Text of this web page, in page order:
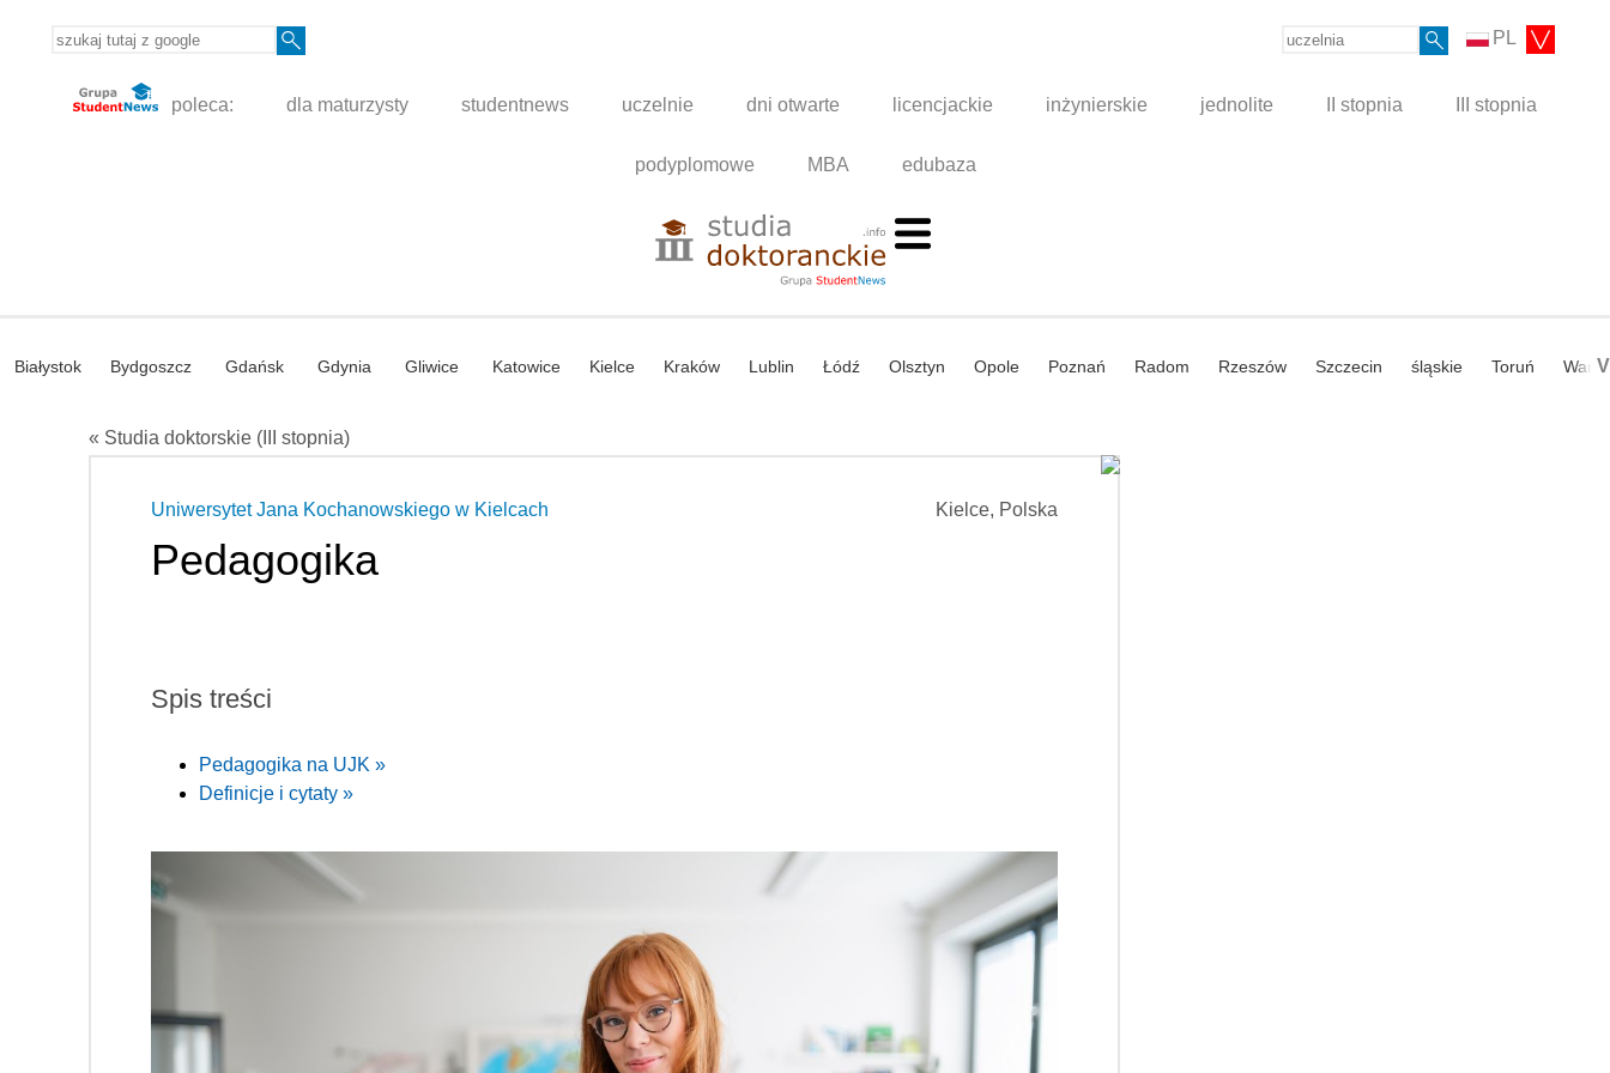
PL
poleca: dla maturzysty studentnews uczelnie dni otwarte licencjackie inżynierskie jednolite II stopnia III stopnia
podyplomowe MBA edubaza
Białystok Bydgoszcz Gdańsk Gdynia Gliwice Katowice Kielce Kraków Lublin Łódź Olsztyn Opole Poznań Radom Rzeszów Szczecin śląskie Toruń V
« Studia doktorskie (III stopnia)
Kielce, Polska
Uniwersytet Jana Kochanowskiego w Kielcach
Pedagogika
Spis treści
Pedagogika na UJK »
Definicje i cytaty »